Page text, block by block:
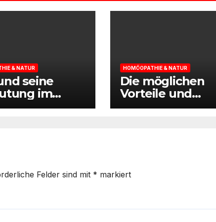
& NATUR
seine
im
der
HOMÖOPATHIE & NATUR
Die möglichen
Vorteile und
Felder sind mit * markiert